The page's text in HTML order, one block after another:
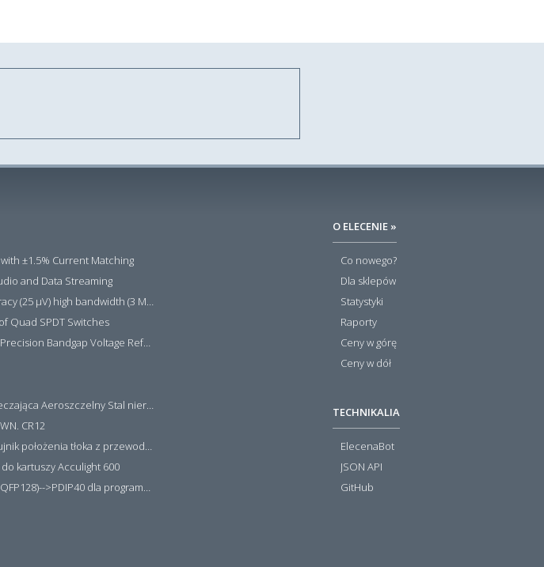
±1.5% Current Matching
and Data Streaming
TSZ182IST Very high accuracy (25 µV) high bandwidth (3 MHz) zero drift 5 V operational amplifiers
Quad SPDT Switches
Aerospace 2.5 V Ultrahigh Precision Bandgap Voltage Reference
RS PRO Nakrętka zabezpieczająca Aeroszczelny Stal nierdzewna 316 Zwykłe
CR12
CE3M8P W0952029394 Czujnik położenia tłoka z przewodem i złączem M8, PNP NO, 10...30VDC, 100mA, METALWORK, METAL WORK jak MZT1-0
kartuszy Acculight 600
Adapter dedykowany ITE(LQFP128)-->PDIP40 dla programatora RT809H/RT809F (simple)
O ELECENIE »
Co nowego?
Dla sklepów
Statystyki
Raporty
Ceny w górę
Ceny w dół
TECHNIKALIA
ElecenaBot
JSON API
GitHub